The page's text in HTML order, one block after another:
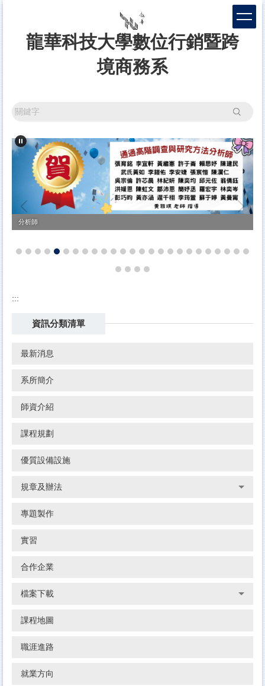
龍華科技大學數位行銷暨跨
境商務系
搜尋
分析師
:::
資訊分類清單
最新消息
系所簡介
師資介紹
課程規劃
優質設備設施
規章及辦法
專題製作
實習
合作企業
檔案下載
課程地圖
職涯進路
就業方向